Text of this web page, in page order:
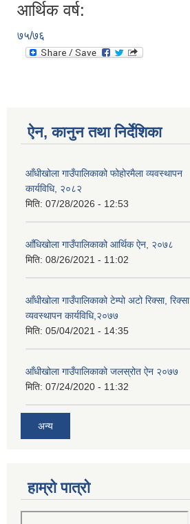
आर्थिक वर्ष:
७५/७६
ऐन, कानुन तथा निर्देशिका
आँधीखोला गाउँपालिकाको फोहोरमैला व्यवस्थापन
कार्यविधि, २०८२
मिति: 07/28/2026 - 12:53
आँधिखोला गाउँपालिकाको आर्थिक ऐन, २०७८
मिति: 08/26/2021 - 11:02
आँधीखोला गाउँपालिकाको टेम्पो अटो रिक्सा, रिक्सा
व्यवस्थापन कार्यविधि,२०७७
मिति: 05/04/2021 - 14:35
आँधीखोला गाउँपालिकाको जलस्रोत ऐन २०७७
मिति: 07/24/2020 - 11:32
अन्य
हाम्रो पात्रो